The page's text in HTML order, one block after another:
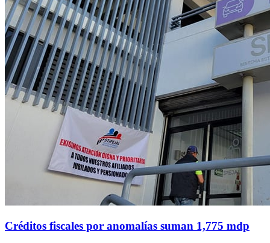
Créditos fiscales por anomalías suman 1,775 mdp